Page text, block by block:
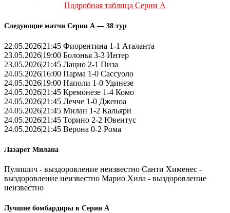
Подробная таблица Серии А
Следующие матчи Серии А — 38 тур
22.05.2026|21:45 Фиорентина 1-1 Аталанта
23.05.2026|19:00 Болонья 3-3 Интер
23.05.2026|21:45 Лацио 2-1 Пиза
24.05.2026|16:00 Парма 1-0 Сассуоло
24.05.2026|19:00 Наполи 1-0 Удинезе
24.05.2026|21:45 Кремонезе 1-4 Комо
24.05.2026|21:45 Лечче 1-0 Дженоа
24.05.2026|21:45 Милан 1-2 Кальяри
24.05.2026|21:45 Торино 2-2 Ювентус
24.05.2026|21:45 Верона 0-2 Рома
Лазарет Милана
Пулишич - выздоровление неизвестно Санти Хименес -
выздоровление неизвестно Марио Хила - выздоровление
неизвестно
Лучшие бомбардиры в Серии А